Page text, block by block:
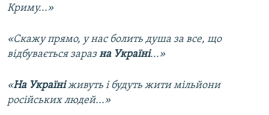
Криму...»
«Скажу прямо, у нас болить душа за все, що
відбувається заразна Україні...»
«На Україніживуть і будуть жити мільйони
російських людей...»